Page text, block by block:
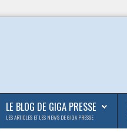
LE BLOG DE GIGA PRESSE
LES ARTICLES ET LES NEWS DE GIGA PRESSE